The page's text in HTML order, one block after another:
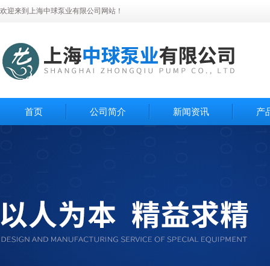
欢迎来到上海中球泵业有限公司网站！
首页 公司简介 新闻资讯 产